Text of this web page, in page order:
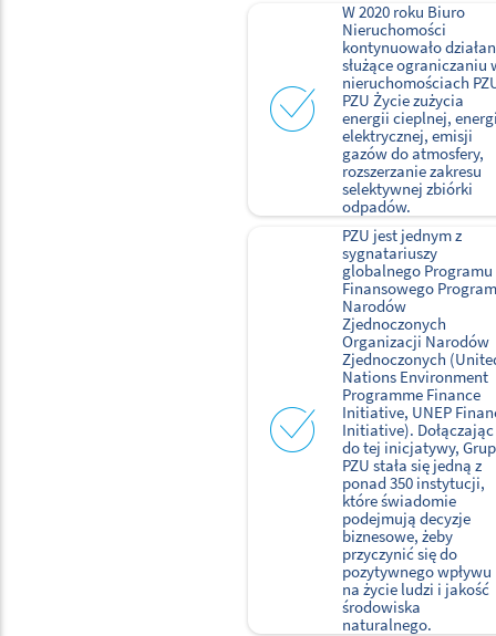
W 2020 roku Biuro
Nieruchomości
kontynuowało
służące ograniczaniu
nieruchomościach
PZU Życie zużycia
energii cieplnej,
elektrycznej, emisji
gazów do atmosfery,
rozszerzanie zakresu
selektywnej zbiórki
odpadów.
PZU jest jednym z
sygnatariuszy
globalnego Programu
Finansowego
Narodów
Zjednoczonych
Organizacji Narodów
Zjednoczonych
Nations Environment
Programme Finance
Initiative, UNEP
Initiative). Dołączając
do tej inicjatywy,
PZU stała się jedną z
ponad 350 instytucji,
które świadomie
podejmują decyzje
biznesowe, żeby
przyczynić się do
pozytywnego wpływu
na życie ludzi i jakość
środowiska
naturalnego.